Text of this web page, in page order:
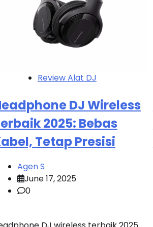
Review Alat DJ
DJ Wireless
2025: Bebas
Tetap Presisi
Agen S
June 17, 2025
0